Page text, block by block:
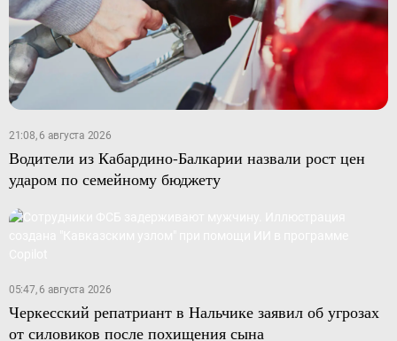
21:08, 6 августа 2026
Водители из Кабардино-Балкарии назвали рост цен
ударом по семейному бюджету
05:47, 6 августа 2026
Черкесский репатриант в Нальчике заявил об угрозах
от силовиков после похищения сына